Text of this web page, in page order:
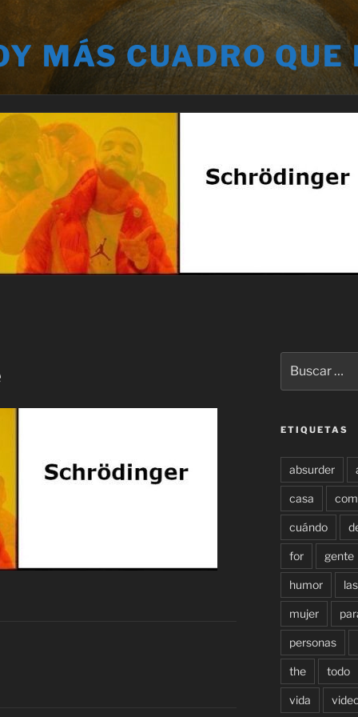
MÁS CUADRO QUE
por:
ETIQUETAS
absurder
casa
cuándo
for gente
humor las
mujer
personas
the todo
vida